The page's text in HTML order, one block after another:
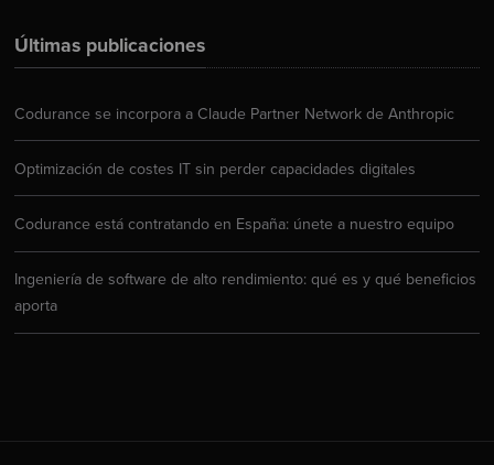
Últimas publicaciones
Codurance se incorpora a Claude Partner Network de Anthropic
Optimización de costes IT sin perder capacidades digitales
Codurance está contratando en España: únete a nuestro equipo
Ingeniería de software de alto rendimiento: qué es y qué beneficios
aporta